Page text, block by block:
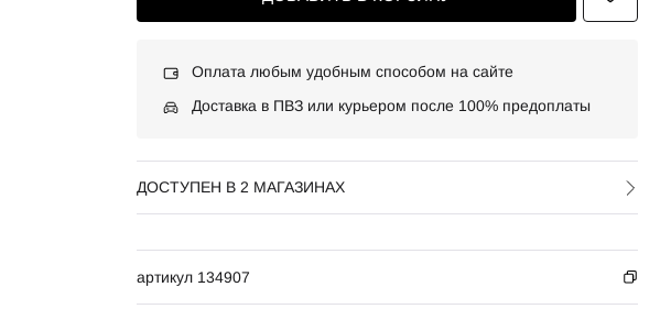
Оплата любым удобным способом на сайте
Доставка в ПВЗ или курьером после 100% предоплаты
ДОСТУПЕН В 2 МАГАЗИНАХ
артикул 134907